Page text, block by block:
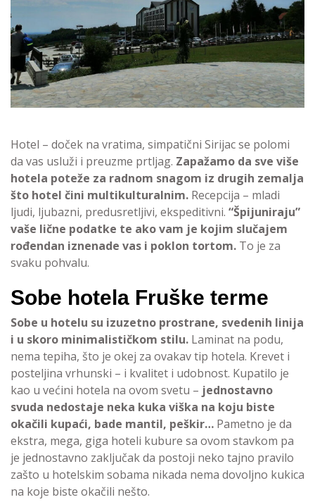
Hotel – doček na vratima, simpatični Sirijac se polomi
da vas usluži i preuzme prtljag. Zapažamo da sve više
hotela poteže za radnom snagom iz drugih zemalja
što hotel čini multikulturalnim. Recepcija – mladi
ljudi, ljubazni, predusretljivi, ekspeditivni. “Špijuniraju”
vaše lične podatke te ako vam je kojim slučajem
rođendan iznenade vas i poklon tortom. To je za
svaku pohvalu.
Sobe hotela Fruške terme
Sobe u hotelu su izuzetno prostrane, svedenih linija
i u skoro minimalističkom stilu. Laminat na podu,
nema tepiha, što je okej za ovakav tip hotela. Krevet i
posteljina vrhunski – i kvalitet i udobnost. Kupatilo je
kao u većini hotela na ovom svetu – jednostavno
svuda nedostaje neka kuka viška na koju biste
okačili kupaći, bade mantil, peškir… Pametno je da
ekstra, mega, giga hoteli kubure sa ovom stavkom pa
je jednostavno zaključak da postoji neko tajno pravilo
zašto u hotelskim sobama nikada nema dovoljno kukica
na koje biste okačili nešto.